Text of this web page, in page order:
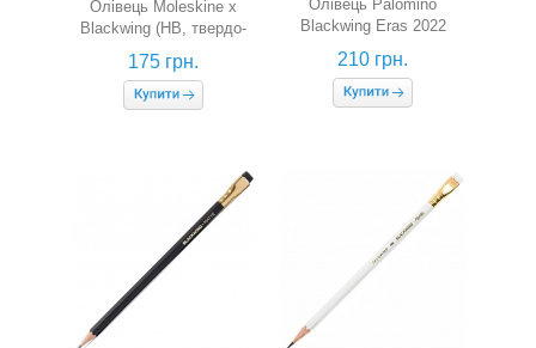
Олівець Moleskine x
Blackwing (HB, твердо-
м'який)
175 грн.
Олівець Palomino
Blackwing Eras 2022
210 грн.